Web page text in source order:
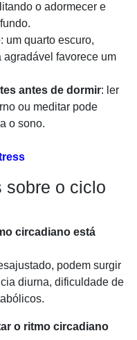
o adormecer e
: um quarto escuro,
favorece um
antes de dormir: ler
ou meditar pode
o sono.
sobre o ciclo
circadiano está
podem surgir
diurna, dificuldade de
o ritmo circadiano